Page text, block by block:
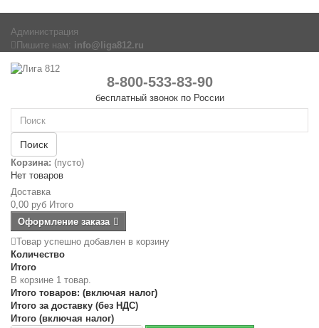
Администрация
Пишите нам: info@liga812.ru
8-800-533-83-90
бесплатный звонок по России
Поиск
Корзина: (пусто)
Нет товаров
Доставка
0,00 руб Итого
Оформление заказа
Товар успешно добавлен в корзину
Количество
Итого
В корзине 1 товар.
Итого товаров: (включая налог)
Итого за доставку (без НДС)
Итого (включая налог)